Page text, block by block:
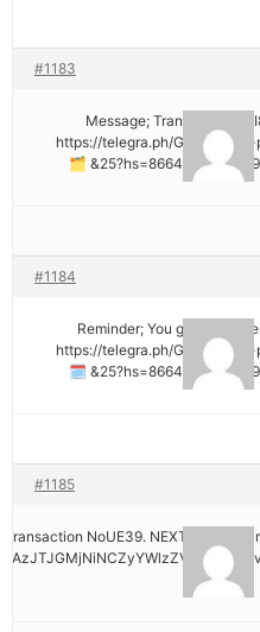
#1183
🗂 Message; Transaction
https://telegra.ph/Go-to-
#1184
🗓 Reminder; You got a
https://telegra.ph/Go-to-
#1185
Transaction NoUE39. NEXT >>